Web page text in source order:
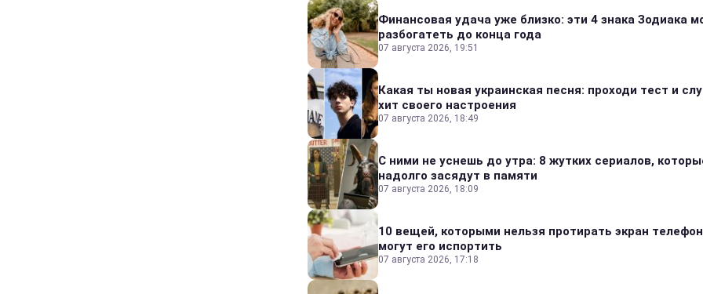
Финансовая удача уже близко: эти 4 знака Зодиака
разбогатеть до конца года
07 августа 2026, 19:51
Какая ты новая украинская песня: проходи тест и
хит своего настроения
07 августа 2026, 18:49
С ними не уснешь до утра: 8 жутких сериалов,
надолго засядут в памяти
07 августа 2026, 18:09
10 вещей, которыми нельзя протирать экран
могут его испортить
07 августа 2026, 17:18